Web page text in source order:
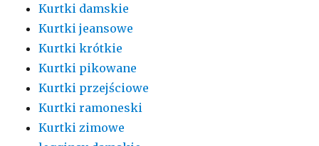
Kurtki damskie
Kurtki jeansowe
Kurtki krótkie
Kurtki pikowane
Kurtki przejściowe
Kurtki ramoneski
Kurtki zimowe